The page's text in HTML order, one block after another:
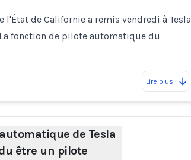
l'État de Californie a remis vendredi à Tesla
fonction de pilote automatique du
Lire plus
de Tesla
être un pilote